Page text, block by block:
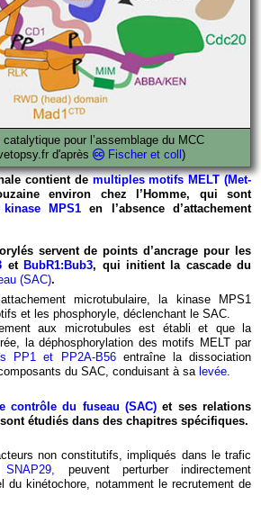
catalytique pour l’assemblage du MCC
d'après
Fischer et coll )
contient demultiples motifs MELT (Met-
environ chez l’Homme, qui sont
kinase MPS1 en l’absence d’attachement
servent de points d’ancrage pour les
et BubR1:Bub3, qui initient la cascade du
(SAC).
microtubulaire, la kinase MPS1
et les phosphoryle, déclenchant le SAC.
aux microtubules est établi et que la
la déphosphorylation des motifs MELT par
PP1 et PP2A-B56entraîne la dissociation
du SAC, conduisant à sa levée.
contrôle du fuseau (SAC)et ses relations
étudiés dans des chapitres spécifiques.
non constitutifs, impliqués dans le trafic
SNAP29, peuvent perturber indirectement
du kinétochore, notamment le recrutement de